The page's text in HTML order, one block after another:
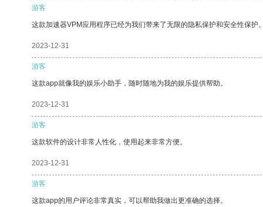
游客
这款加速器VPM应用程序已经为我们带来了无限的隐私保护和安全性保护
2023-12-31
游客
这款app就像我的娱乐小助手，随时随地为我的娱乐提供帮助。
2023-12-31
游客
这款软件的设计非常人性化，使用起来非常方便。
2023-12-31
游客
这款app的用户评论非常真实，可以帮助我做出更准确的选择。